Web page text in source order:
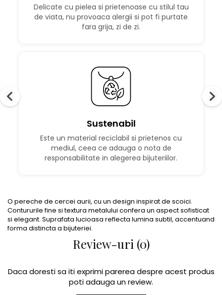
Delicate cu pielea si prietenoase cu stilul tau
de viata, nu provoaca alergii si pot fi purtate
fara grija, zi de zi.
Sustenabil
Este un material reciclabil si prietenos cu
mediul, ceea ce adauga o nota de
responsabilitate in alegerea bijuteriilor.
O pereche de cercei aurii, cu un design inspirat de scoici.
Contururile fine si textura metalului confera un aspect sofisticat
si elegant. Suprafata lucioasa reflecta lumina subtil, accentuand
forma distincta a bijuteriei.
Review-uri (0)
Daca doresti sa iti exprimi parerea despre acest produs
poti adauga un review.